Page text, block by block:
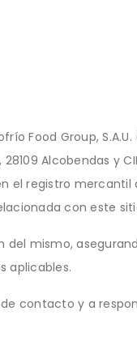
Food Group,
28109 Alcobendas
registro mercantil
con este
del mismo,
aplicables.
contacto y a